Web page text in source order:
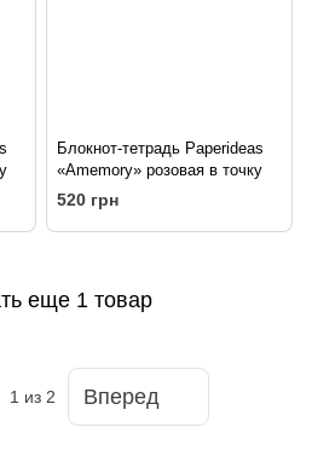
Блокнот-тетрадь Paperideas
«Amemory» розовая в точку
520 грн
еще 1 товар
1 из 2 Вперед